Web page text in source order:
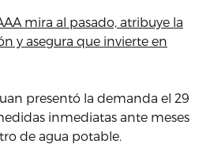
mira al pasado, atribuye la
y asegura que invierte en
presentó la demanda el 29
inmediatas ante meses
de agua potable.